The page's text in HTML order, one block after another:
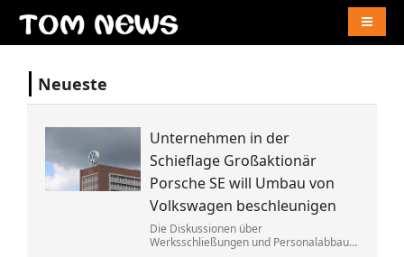
Neueste
Unternehmen in der
Schieflage Großaktionär
Porsche SE will Umbau von
Volkswagen beschleunigen
Die Diskussionen über
Werksschließungen und Personalabbau